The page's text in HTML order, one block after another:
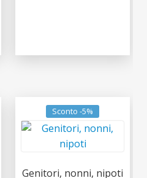
Sconto -5%
Genitori, nonni, nipoti